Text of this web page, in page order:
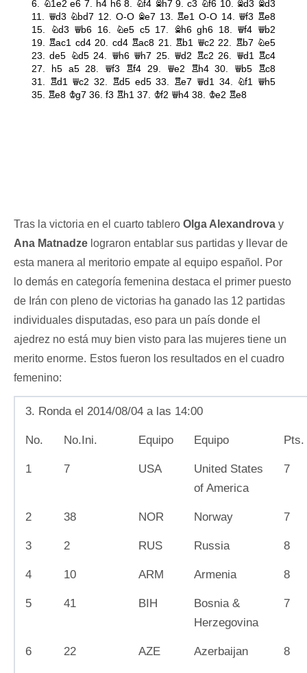
Tras la victoria en el cuarto tablero Olga Alexandrova y
Ana Matnadze lograron entablar sus partidas y llevar de
esta manera al meritorio empate al equipo español. Por
lo demás en categoría femenina destaca el primer puesto
de Irán con pleno de victorias ha ganado las 12 partidas
individuales disputadas, eso para un país donde el
ajedrez no está muy bien visto para las mujeres tiene un
merito enorme. Estos fueron los resultados en el cuadro
femenino:
3. Ronda el 2014/08/04 a las 14:00
No. No.Ini. Equipo Equipo Pts.
1 7 USA
United States
of America
7
2 38 NOR Norway 7
3 2 RUS Russia 8
4 10 ARM Armenia 8
5 41 BIH
Bosnia &
Herzegovina
7
6 22 AZE Azerbaijan 8